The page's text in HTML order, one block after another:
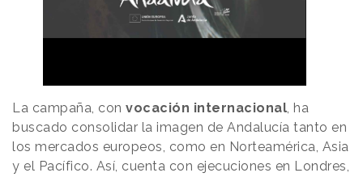
La campaña, con vocación internacional, ha
buscado consolidar la imagen de Andalucía tanto en
los mercados europeos, como en Norteamérica, Asia
y el Pacífico. Así, cuenta con ejecuciones en Londres,